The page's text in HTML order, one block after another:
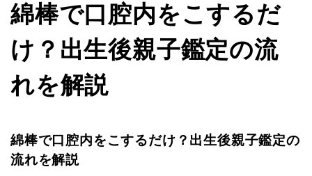
綿棒で口腔内をこするだ
け？出生後親子鑑定の流
れを解説
綿棒で口腔内をこするだけ？出生後親子鑑定の
流れを解説